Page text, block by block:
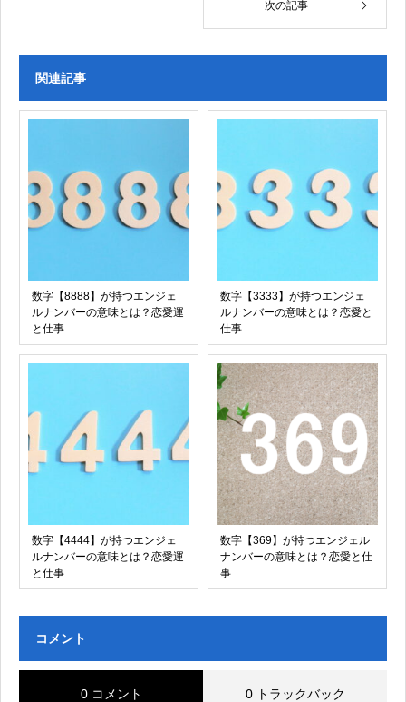
次の記事
関連記事
数字【8888】が持つエンジェ
ルナンバーの意味とは？恋愛運
と仕事
数字【3333】が持つエンジェ
ルナンバーの意味とは？恋愛と
仕事
数字【4444】が持つエンジェ
ルナンバーの意味とは？恋愛運
と仕事
数字【369】が持つエンジェル
ナンバーの意味とは？恋愛と仕
事
コメント
0 コメント 0 トラックバック